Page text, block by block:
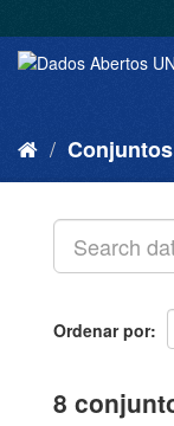
Ordenar por
8